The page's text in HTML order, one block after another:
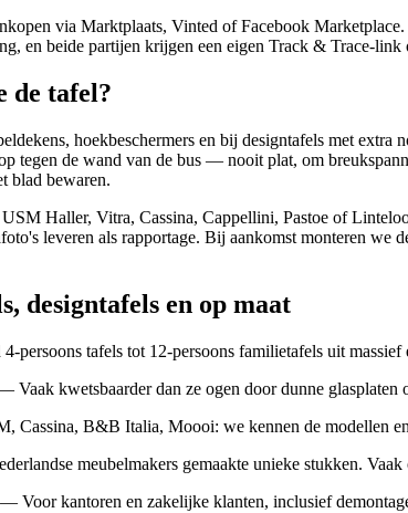
via Marktplaats, Vinted of Facebook
en beide partijen krijgen een eigen Track & Trace-link
de tafel?
hoekbeschermers en bij designtafels met
tegen de wand van de bus — nooit plat, om
blad bewaren.
Haller, Vitra, Cassina, Cappellini, Pastoe of
leveren als rapportage. Bij aankomst monteren we
designtafels en op maat
tafels tot 12-persoons familietafels uit
kwetsbaarder dan ze ogen door dunne glasplaten
B&B Italia, Moooi: we kennen de modellen
meubelmakers gemaakte unieke stukken.
Voor kantoren en zakelijke klanten, inclusief